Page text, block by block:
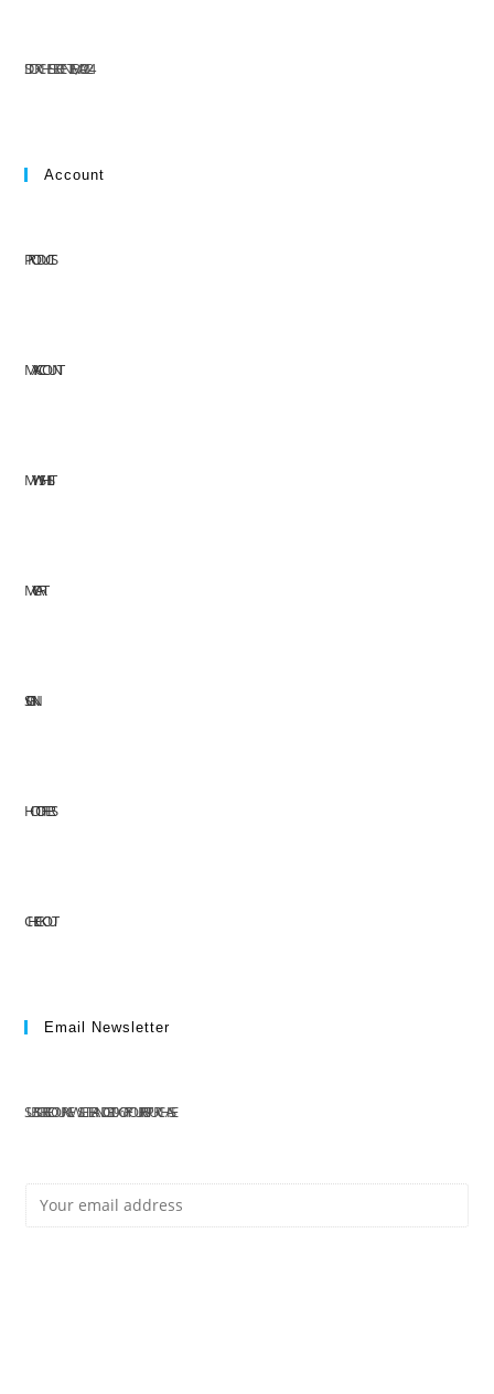
ST. DORCHESTER CENTER, MA 02124
Account
PRODUCTS
MY ACCOUNT
MY WISHLIST
MY CART
SIGN IN
HOT OFFERS
CHECKOUT
Email Newsletter
SUBSCRIBE TO OUR NEWSLETTER AND GET 10% OFF YOUR FIRST PURCHASE